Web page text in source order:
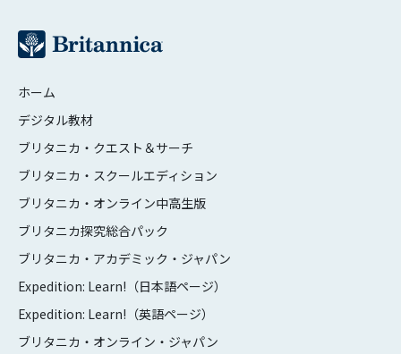
ホーム
デジタル教材
ブリタニカ・クエスト＆サーチ
ブリタニカ・スクールエディション
ブリタニカ・オンライン中高生版
ブリタニカ探究総合パック
ブリタニカ・アカデミック・ジャパン
Expedition: Learn!（日本語ページ）
Expedition: Learn!（英語ページ）
ブリタニカ・オンライン・ジャパン